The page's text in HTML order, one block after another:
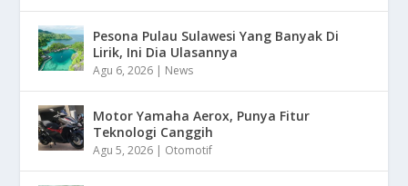
Pesona Pulau Sulawesi Yang Banyak Di
Lirik, Ini Dia Ulasannya
Agu 6, 2026 | News
Motor Yamaha Aerox, Punya Fitur
Teknologi Canggih
Agu 5, 2026 | Otomotif